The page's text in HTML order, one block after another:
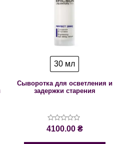
30 мл
Сыворотка для осветления и
задержки старения
Оценка
0
4100.00 ₴